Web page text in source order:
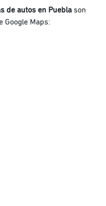
de autos en Puebla son
Google Maps: